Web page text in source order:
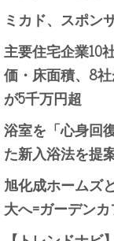
ミカド、スポン
主要住宅企業10
価・床面積、8
が5千万円超
浴室を「心身回
た新入浴法を提
旭化成ホームズ
大へ=ガーデン